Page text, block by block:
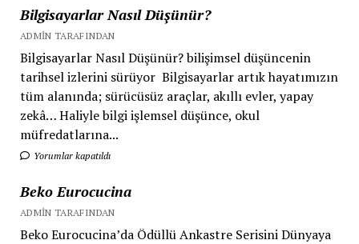
Bilgisayarlar Nasıl Düşünür?
ADMIN TARAFINDAN
Bilgisayarlar Nasıl Düşünür? bilişimsel düşüncenin
tarihsel izlerini sürüyor Bilgisayarlar artık hayatımızın
tüm alanında; sürücüsüz araçlar, akıllı evler, yapay
zekâ… Haliyle bilgi işlemsel düşünce, okul
müfredatlarına...
Yorumlar kapatıldı
Beko Eurocucina
ADMIN TARAFINDAN
Beko Eurocucina’da Ödüllü Ankastre Serisini Dünyaya